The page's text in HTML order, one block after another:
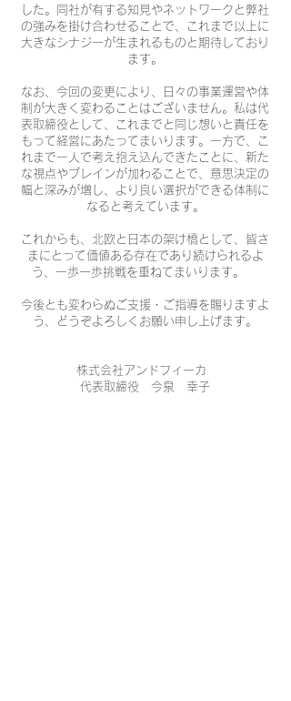
した。同社が有する知見やネットワークと弊社
の強みを掛け合わせることで、これまで以上に
大きなシナジーが生まれるものと期待しており
ます。
なお、今回の変更により、日々の事業運営や体
制が大きく変わることはございません。私は代
表取締役として、これまでと同じ想いと責任を
もって経営にあたってまいります。一方で、こ
れまで一人で考え抱え込んできたことに、新た
な視点やブレインが加わることで、意思決定の
幅と深みが増し、より良い選択ができる体制に
なると考えています。
これからも、北欧と日本の架け橋として、皆さ
まにとって価値ある存在であり続けられるよ
う、一歩一歩挑戦を重ねてまいります。
今後とも変わらぬご支援・ご指導を賜りますよ
う、どうぞよろしくお願い申し上げます。
株式会社アンドフィーカ
代表取締役 今泉 幸子